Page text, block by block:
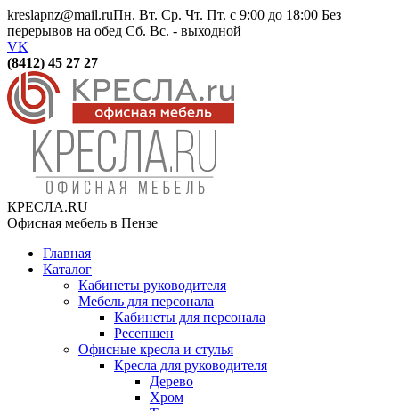
kreslapnz@mail.ruПн. Вт. Ср. Чт. Пт. с 9:00 до 18:00 Без
перерывов на обед Сб. Вс. - выходной
VK
(8412) 45 27 27
КРЕСЛА.RU
Офисная мебель в Пензе
Главная
Каталог
Кабинеты руководителя
Мебель для персонала
Кабинеты для персонала
Ресепшен
Офисные кресла и стулья
Кресла для руководителя
Дерево
Хром